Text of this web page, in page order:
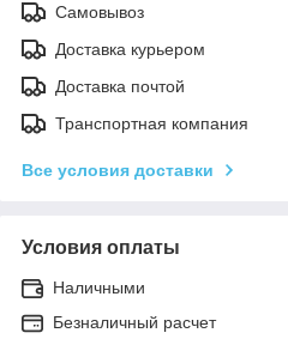
Самовывоз
Доставка курьером
Доставка почтой
Транспортная компания
Все условия доставки
Условия оплаты
Наличными
Безналичный расчет